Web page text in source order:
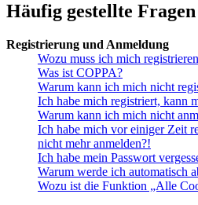
Häufig gestellte Fragen
Registrierung und Anmeldung
Wozu muss ich mich
Was ist COPPA?
Warum kann ich mich nicht
Ich habe mich registriert, kann
Warum kann ich mich nicht
Ich habe mich vor einiger Zeit
nicht mehr anmelden?!
Ich habe mein Passwort
Warum werde ich automatisch
Wozu ist die Funktion „Alle